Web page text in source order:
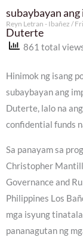
subaybayan
Duterte
Reyn Letran - Ibañez
861 total
Hinimok ng isang
subaybayan ang
Duterte, lalo na
confidential funds
Sa panayam sa
Christopher
Governance and
Philippines Los
mga isyung
pananagutan ng